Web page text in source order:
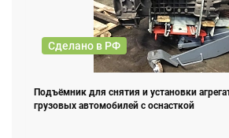
Сделано в РФ
Подъёмник для снятия и установки
грузовых автомобилей с оснасткой